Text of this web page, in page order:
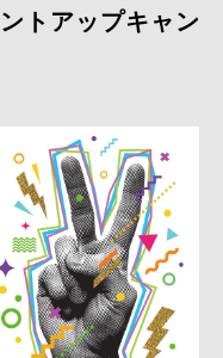
トアップキャン